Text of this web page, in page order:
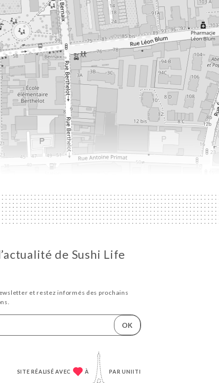
de Sushi Life
et restez informés des prochains
OK
SITE RÉALISÉ AVEC À PARUNIITI